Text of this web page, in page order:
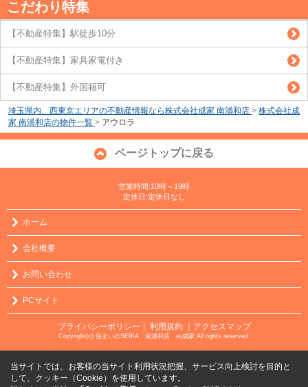
こだわり特集
【不動産特集】駅徒歩10分
【不動産特集】家具家電付き
【不動産特集】外国籍可
埼玉県内、西東京エリアの不動産情報なら株式会社成家 南浦和店 > 株式会社成
家 南浦和店の物件一覧 > アウロラ
ページトップに戻る
営業時間:10時～19時
定休日:定休日なし
ホーム
会社概要
お問い合わせ
PCサイト
プライバシーポリシー 利用規約 ｜アクセスマップ
Copyright(c) 住まいのSEIKA 南浦和店 ㈱成家 All rights reserved.
当サイトでは、お客様の当サイト利用状況把握、サービス向上検討を目的と
して、クッキー（Cookie）を使用しています。